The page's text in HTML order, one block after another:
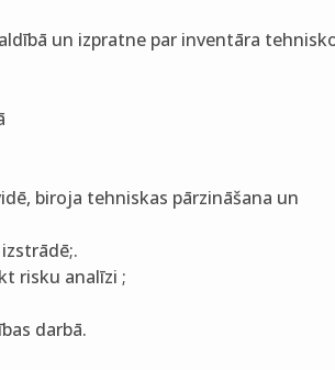
un izpratne par inventāra
biroja tehniskas pārzināšana un
risku analīzi ;
darbā.